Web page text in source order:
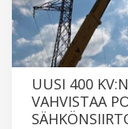
UUSI 400
VAHVISTAA